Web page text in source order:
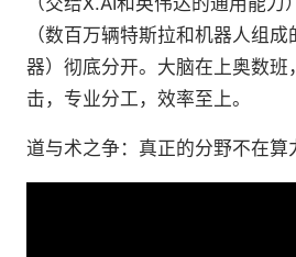
（数百万辆特斯拉和机器人组
器）彻底分开。大脑在上奥数班
击，专业分工，效率至上。
道与术之争：真正的分野不在算